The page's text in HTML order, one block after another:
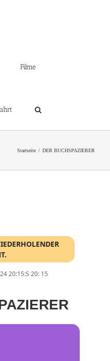
Filme
Startseite DER BUCHSPAZIERER
20:15:S 20: 15